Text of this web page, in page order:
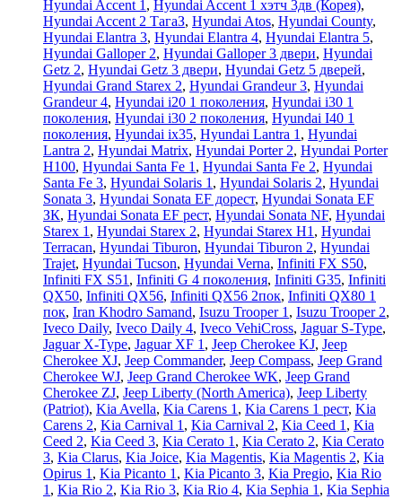
Hyundai Accent 1 , Hyundai Accent 1 хэтч 3дв (Корея),
Hyundai Accent 2 ТагаЗ, Hyundai Atos, Hyundai County,
Hyundai Elantra 3, Hyundai Elantra 4, Hyundai Elantra 5,
Hyundai Galloper 2, Hyundai Galloper 3 двери, Hyundai
Getz 2, Hyundai Getz 3 двери, Hyundai Getz 5 дверей,
Hyundai Grand Starex 2, Hyundai Grandeur 3, Hyundai
Grandeur 4, Hyundai i20 1 поколения, Hyundai i30 1
поколения, Hyundai i30 2 поколения, Hyundai I40 1
поколения, Hyundai ix35, Hyundai Lantra 1 , Hyundai
Lantra 2, Hyundai Matrix, Hyundai Porter 2, Hyundai Porter
H100, Hyundai Santa Fe 1 , Hyundai Santa Fe 2, Hyundai
Santa Fe 3, Hyundai Solaris 1 , Hyundai Solaris 2, Hyundai
Sonata 3, Hyundai Sonata EF дорест, Hyundai Sonata EF
ЗК, Hyundai Sonata EF рест, Hyundai Sonata NF, Hyundai
Starex 1 , Hyundai Starex 2, Hyundai Starex H1 , Hyundai
Terracan, Hyundai Tiburon, Hyundai Tiburon 2, Hyundai
Trajet, Hyundai Tucson, Hyundai Verna, Infiniti FX S50,
Infiniti FX S51 , Infiniti G 4 поколения, Infiniti G35, Infiniti
QX50, Infiniti QX56, Infiniti QX56 2пок, Infiniti QX80 1
пок, Iran Khodro Samand, Isuzu Trooper 1 , Isuzu Trooper 2,
Iveco Daily, Iveco Daily 4, Iveco VehiCross, Jaguar S-Type,
Jaguar X-Type, Jaguar XF 1 , Jeep Cherokee KJ, Jeep
Cherokee XJ, Jeep Commander, Jeep Compass, Jeep Grand
Cherokee WJ, Jeep Grand Cherokee WK, Jeep Grand
Cherokee ZJ, Jeep Liberty (North America), Jeep Liberty
(Patriot), Kia Avella, Kia Carens 1 , Kia Carens 1 рест, Kia
Carens 2, Kia Carnival 1 , Kia Carnival 2, Kia Ceed 1 , Kia
Ceed 2, Kia Ceed 3, Kia Cerato 1 , Kia Cerato 2, Kia Cerato
3, Kia Clarus, Kia Joice, Kia Magentis, Kia Magentis 2, Kia
Opirus 1 , Kia Picanto 1 , Kia Picanto 3, Kia Pregio, Kia Rio
1 , Kia Rio 2, Kia Rio 3, Kia Rio 4, Kia Sephia 1 , Kia Sephia